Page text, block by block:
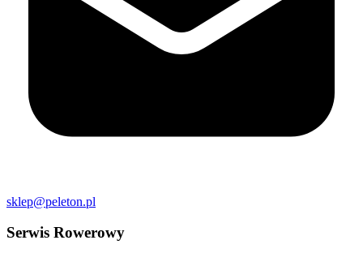
sklep@peleton.pl
Serwis Rowerowy